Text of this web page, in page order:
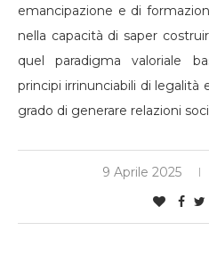
emancipazione e di
nella capacità di saper
quel paradigma valoriale
principi irrinunciabili di legalità
grado di generare relazioni
9 Aprile 2025